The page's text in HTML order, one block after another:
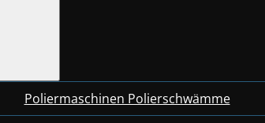
Poliermaschinen Polierschwämme